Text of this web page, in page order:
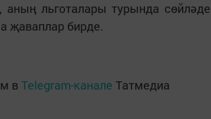
аның льготалары турында
җаваплар бирде.
в Telegram-канале Татмедиа